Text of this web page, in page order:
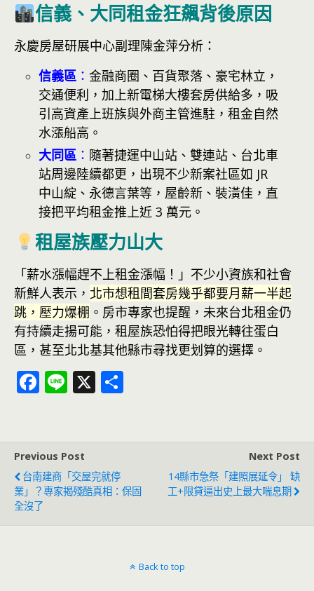
信義、大同租金狂飆背後原因
永慶房屋研展中心副理陳金萍分析：
信義區 ： 金融商圈、百貨聚落、豪宅林立，
交通便利，加上新電梯大樓套房供給多，吸
引高資產上班族與外商主管進駐，租金自然
水漲船高。
大同區 ： 隨著捷運中山站、雙連站、台北車
站周邊陸續都更，出現不少新案社區如 JR
中山綻、永德言葉等，屋齡新、裝潢佳，直
接把平均租金推上近 3 萬元。
租屋族壓力山大
「薪水漲幅趕不上租金漲幅！」不少小資族和社會
新鮮人表示， 北市想租間套房幾乎都要月薪一半起
跳，壓力爆棚 。房市專家也提醒，未來台北租金仍
有持續走揚可能，租屋族恐怕得把眼光轉往蛋白
區，甚至北北基其他縣市尋找更划算的選擇。
F
b
o
o
Li X
Previous Post
台南建商「交屋完就停
業」？專家揭殘酷真相：保固
全沒了
Next Post
14縣市急祭「建照展延令」 缺
工+限貸逼出史上最大喘息期
Back to top